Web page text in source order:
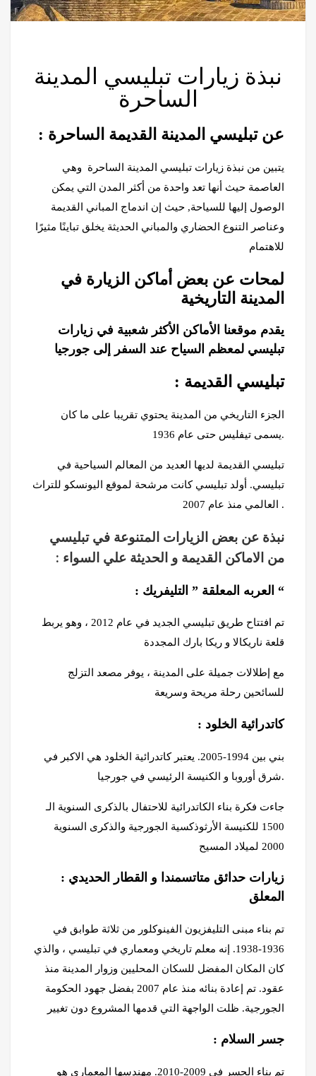
نبذة زيارات تبليسي المدينة
الساحرة
: عن تبليسي المدينة القديمة الساحرة
يتبين من نبذة زيارات تبليسي المدينة الساحرة وهي
العاصمة حيث أنها تعد واحدة من أكثر المدن التي يمكن
الوصول إليها للسياحة, حيث إن اندماج المباني القديمة
وعناصر التنوع الحضاري والمباني الحديثة يخلق تباينًا مثيرًا
للاهتمام
لمحات عن بعض أماكن الزيارة في
المدينة التاريخية
يقدم موقعنا الأماكن الأكثر شعبية في زيارات
تبليسي لمعظم السياح عند السفر إلى جورجيا
: تبليسي القديمة
الجزء التاريخي من المدينة يحتوي تقريبا على ما كان
يسمى تيفليس حتى عام 1936.
تبليسي القديمة لديها العديد من المعالم السياحية في
تبليسي. أولد تبليسي كانت مرشحة لموقع اليونسكو للتراث
العالمي منذ عام 2007 .
نبذة عن بعض الزيارات المتنوعة في تبليسي
من الاماكن القديمة و الحديثة علي السواء :
: العربه المعلقة ” التليفريك “
تم افتتاح طريق تبليسي الجديد في عام 2012 ، وهو يربط
قلعة ناريكالا و ريكا بارك المجددة
مع إطلالات جميلة على المدينة ، يوفر مصعد التزلج
للسائحين رحلة مريحة وسريعة
: كاتدرائية الخلود
بني بين 1994-2005. يعتبر كاتدرائية الخلود هي الاكبر في
شرق أوروبا و الكنيسة الرئيسي في جورجيا.
جاءت فكرة بناء الكاتدرائية للاحتفال بالذكرى السنوية الـ
1500 للكنيسة الأرثوذكسية الجورجية والذكرى السنوية
2000 لميلاد المسيح
: زيارات حدائق متاتسمندا و القطار
الحديدي
المعلق
تم بناء مبنى التليفزيون الفينوكلور من ثلاثة طوابق في
1936-1938. إنه معلم تاريخي ومعماري في تبليسي ، والذي
كان المكان المفضل للسكان المحليين وزوار المدينة منذ
عقود. تم إعادة بنائه منذ عام 2007 بفضل جهود الحكومة
الجورجية. ظلت الواجهة التي قدمها المشروع دون تغيير
: جسر السلام
تم بناء الجسر في 2009-2010. مهندسها المعماري هو